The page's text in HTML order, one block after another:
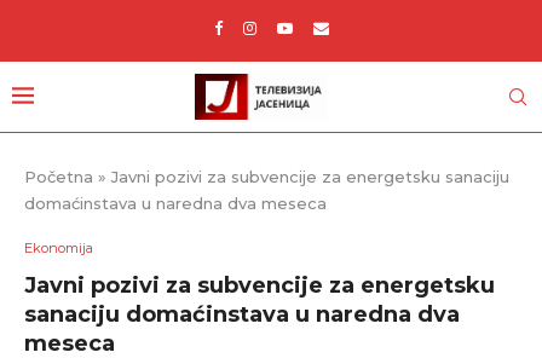
Početna » Javni pozivi za subvencije za energetsku sanaciju
domaćinstava u naredna dva meseca
Ekonomija
Javni pozivi za subvencije za energetsku
sanaciju domaćinstava u naredna dva
meseca